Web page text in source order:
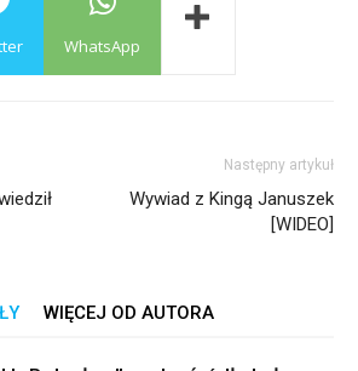
WhatsApp
Następny artykuł
Wywiad z Kingą Januszek
[WIDEO]
WIĘCEJ OD AUTORA